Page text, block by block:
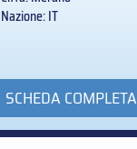
Nazione: IT
SCHEDA COMPLETA